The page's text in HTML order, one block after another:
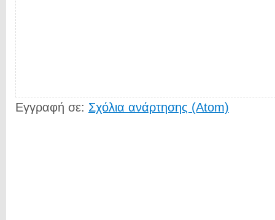
Εγγραφή σε: Σχόλια ανάρτησης (Atom)